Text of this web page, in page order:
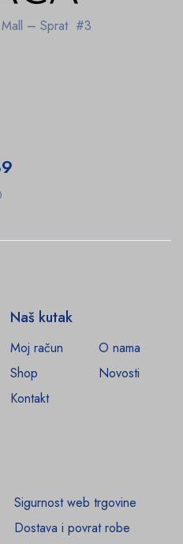
– Sprat #3
Naš kutak
Moj račun
O nama
Shop
Novosti
Kontakt
Sigurnost web trgovine
Dostava i povrat robe